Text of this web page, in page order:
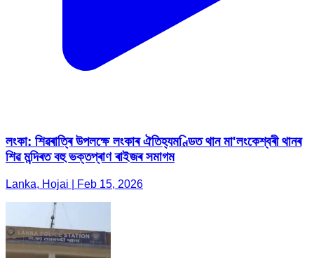
লংকা: শিৱৰাত্ৰি উপলক্ষে লংকাৰ ঐতিহ্যমণ্ডিত থান মা'লংকেশ্বৰী থানৰ
শিৱ মন্দিৰত বহু ভক্তপ্ৰাণ ৰাইজৰ সমাগম
Lanka, Hojai | Feb 15, 2026